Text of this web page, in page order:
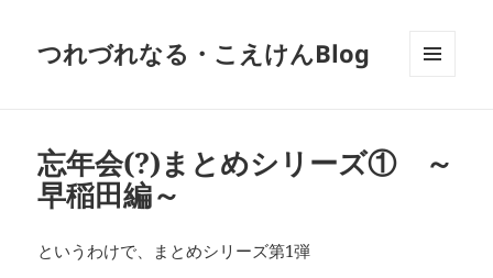
つれづれなる・こえけんBlog
忘年会(?)まとめシリーズ① ～
早稲田編～
というわけで、まとめシリーズ第1弾